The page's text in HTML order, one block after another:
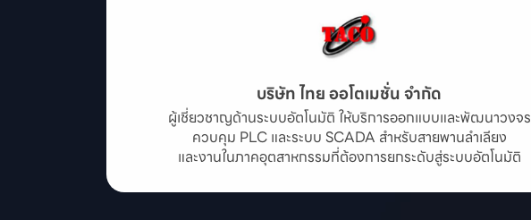
บริษัท ไทย ออโตเมชั่น จำกัด
ผู้เชี่ยวชาญด้านระบบอัตโนมัติ ให้บริการออกแบบและพัฒนาวงจร
ควบคุม PLC และระบบ SCADA สำหรับสายพานลำเลียง
และงานในภาคอุตสาหกรรมที่ต้องการยกระดับสู่ระบบอัตโนมัติ